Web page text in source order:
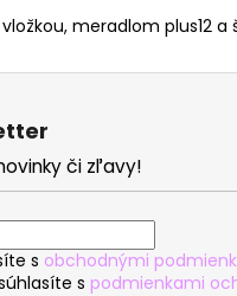
meradlom plus12
či zľavy!
s obchodnými
s podmienkami